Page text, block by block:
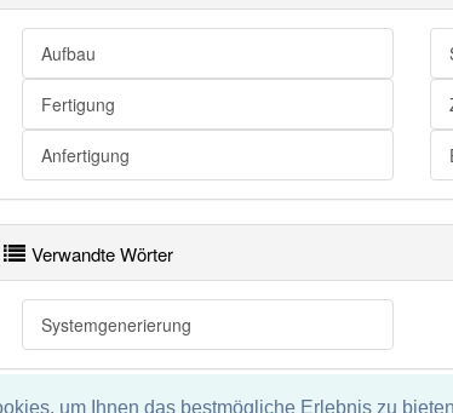
um Ihnen das bestmögliche Erlebnis zu
Generierung
Aufbau
Fertigung
Anfertigung
Verwandte Wörter
Systemgenerierung